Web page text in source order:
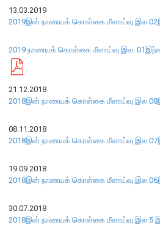
நிறுவனக் கட்டமைப்பு
திணைக்களங்கள்
வங்கிப் பணிமனை
வங்கிப் பணிமனை
நூலகம் மற்றும் தகவல் நிலையம்
வங்கித்தொழில் கற்கைகளுக்கான
பொருளாதார வரலாற்று அரும்பொருட்
13.03.2019
2019இன் நாணயக் கொள்கை மீளாய்வு
2019 நாணயக் கொள்கை மீளாய்வு இல.
21.12.2018
2018இன் நாணயக் கொள்கை மீளாய்வு
08.11.2018
2018இன் நாணயக் கொள்கை மீளாய்வு
19.09.2018
2018இன் நாணயக் கொள்கை மீளாய்வு
30.07.2018
2018இன் நாணயக் கொள்கை மீளாய்வு இல.5